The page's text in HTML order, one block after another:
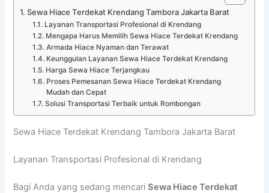
Sewa Hiace Terdekat Krendang Tambora Jakarta Barat
Layanan Transportasi Profesional di Krendang
Mengapa Harus Memilih Sewa Hiace Terdekat Krendang
Armada Hiace Nyaman dan Terawat
Keunggulan Layanan Sewa Hiace Terdekat Krendang
Harga Sewa Hiace Terjangkau
Proses Pemesanan Sewa Hiace Terdekat Krendang
Mudah dan Cepat
Solusi Transportasi Terbaik untuk Rombongan
Sewa Hiace Terdekat Krendang Tambora Jakarta Barat
Layanan Transportasi Profesional di Krendang
Bagi Anda yang sedang mencariSewa Hiace Terdekat